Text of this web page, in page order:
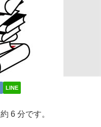
LINE
6 分です。